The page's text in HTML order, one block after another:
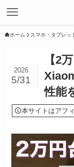
ホーム スマホ・タブレッ
【2
性能
2026
5/31
本サイトはアフ